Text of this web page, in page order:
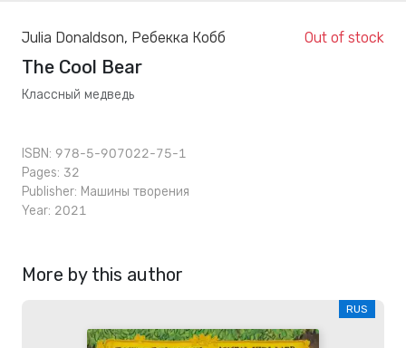
Julia Donaldson, Ребекка Кобб Out of stock
The Cool Bear
Классный медведь
ISBN: 978-5-907022-75-1
Pages: 32
Publisher: Машины творения
Year: 2021
More by this author
RUS